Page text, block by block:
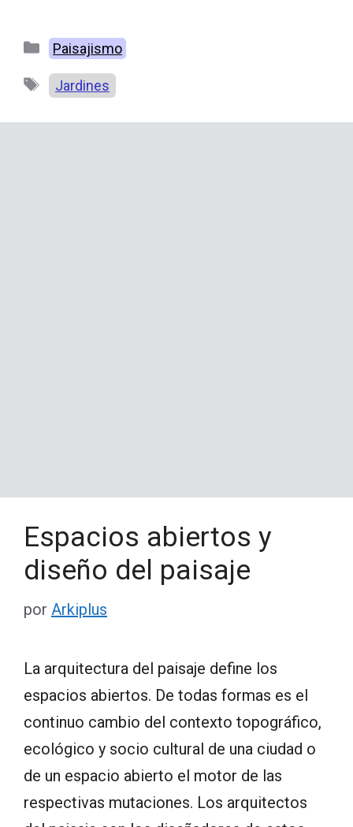
Categorías
Paisajismo
Etiquetas
Jardines
Espacios abiertos y
diseño del paisaje
por Arkiplus
La arquitectura del paisaje define los
espacios abiertos. De todas formas es el
continuo cambio del contexto topográfico,
ecológico y socio cultural de una ciudad o
de un espacio abierto el motor de las
respectivas mutaciones. Los arquitectos